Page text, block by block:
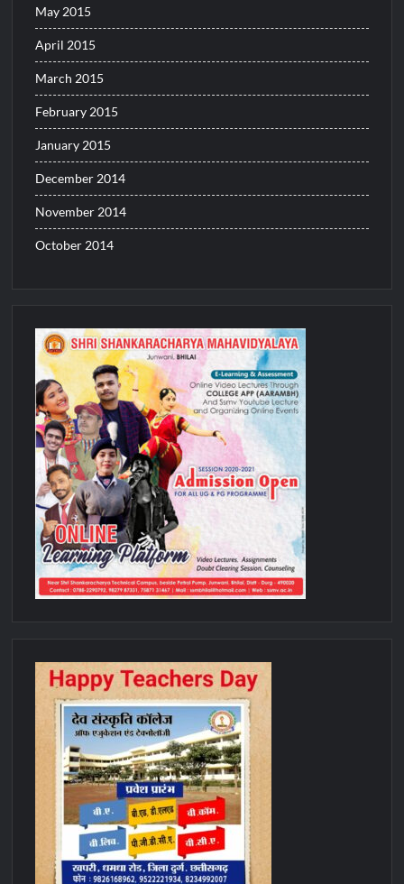
May 2015
April 2015
March 2015
February 2015
January 2015
December 2014
November 2014
October 2014